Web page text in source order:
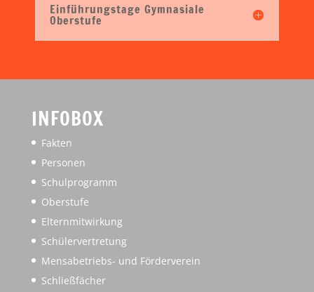
Einführungstage Gymnasiale
Oberstufe
INFOBOX
Fakten
Personen
Schulprogramm
Oberstufe
Elternmitwirkung
Schülervertretung
Mensabetriebs- und Förderverein
Schließfächer